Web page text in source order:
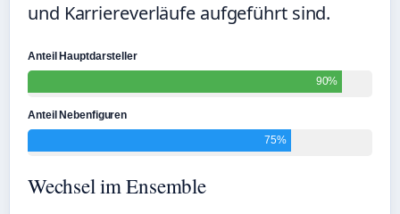
und Karriereverläufe aufgeführt sind.
Anteil Hauptdarsteller
90%
Anteil Nebenfiguren
75%
Wechsel im Ensemble